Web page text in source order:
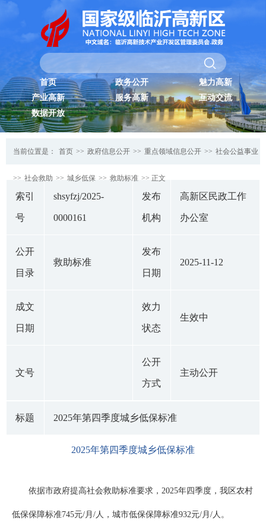
首页 政务公开
魅力高新
产业高新
服务高新
互动交流
数据开放
当前位置是： 首页 >> 政府信息公开 >> 重点领域信息公开 >> 社会公益事业
>> 社会救助 >> 城乡低保 >> 救助标准 >> 正文
索引
号
shsyfzj/2025-
0000161
发布
机构
高新区民政工作
办公室
公开
目录
救助标准
发布
日期
2025-11-12
成文
日期
效力
状态
生效中
文号
公开
方式
主动公开
标题 2025年第四季度城乡低保标准
2025年第四季度城乡低保标准
依据市政府提高社会救助标准要求，2025年四季度，我区农村
低保保障标准745元/月/人，城市低保保障标准932元/月/人。